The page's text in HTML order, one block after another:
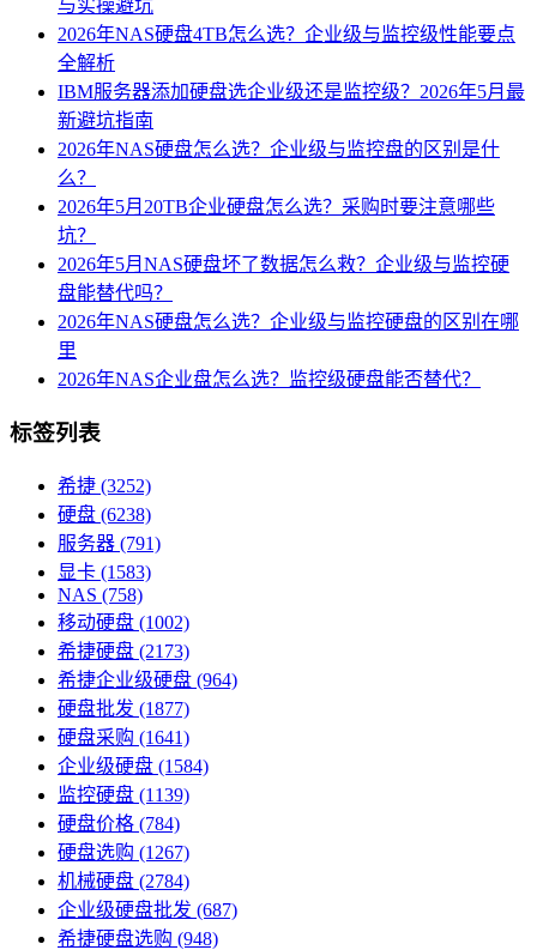
与实操避坑
2026年NAS硬盘4TB怎么选？企业级与监控级性能要点
全解析
IBM服务器添加硬盘选企业级还是监控级？2026年5月最
新避坑指南
2026年NAS硬盘怎么选？企业级与监控盘的区别是什
么？
2026年5月20TB企业硬盘怎么选？采购时要注意哪些
坑？
2026年5月NAS硬盘坏了数据怎么救？企业级与监控硬
盘能替代吗？
2026年NAS硬盘怎么选？企业级与监控硬盘的区别在哪
里
2026年NAS企业盘怎么选？监控级硬盘能否替代？
标签列表
希捷 (3252)
硬盘 (6238)
服务器 (791)
显卡 (1583)
NAS (758)
移动硬盘 (1002)
希捷硬盘 (2173)
希捷企业级硬盘 (964)
硬盘批发 (1877)
硬盘采购 (1641)
企业级硬盘 (1584)
监控硬盘 (1139)
硬盘价格 (784)
硬盘选购 (1267)
机械硬盘 (2784)
企业级硬盘批发 (687)
希捷硬盘选购 (948)